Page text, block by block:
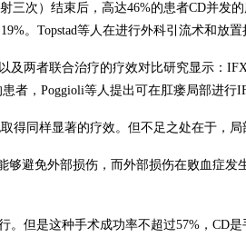
三次）结束后，高达46%的患者CD并发的
19%。 Topstad等人在进行外科引流术和放置
以及两者联合治疗的疗效对比研究显示：
者， Poggioli等人提出可在肛瘘局部进行
得同样显著的疗效。但不足之处在于，
够避免外部损伤，而外部损伤在败血症发
。但是这种手术成功率不超过57% ， CD是